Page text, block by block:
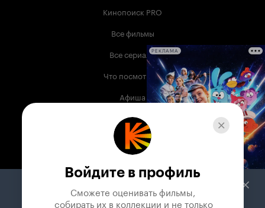
Кинопоиск PRO
Все фильмы
Все сериалы
Что посмотреть
Афиша
Музыка
Телепрограмма
Служба поддержки
РЕКЛАМА
Войдите в профиль
Сможете оценивать фильмы,
собирать их в коллекции и не только